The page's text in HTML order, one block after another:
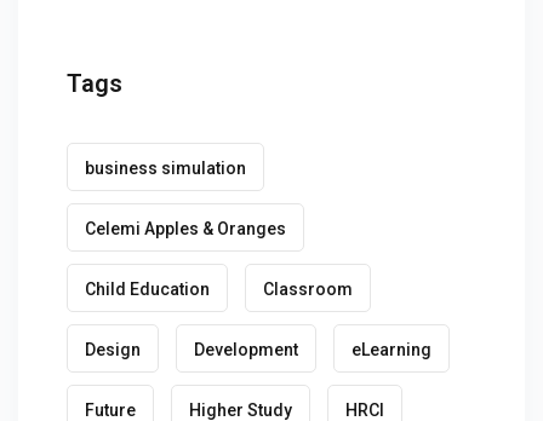
Tags
business simulation
Celemi Apples & Oranges
Child Education Classroom
Design Development eLearning
Future Higher Study HRCI